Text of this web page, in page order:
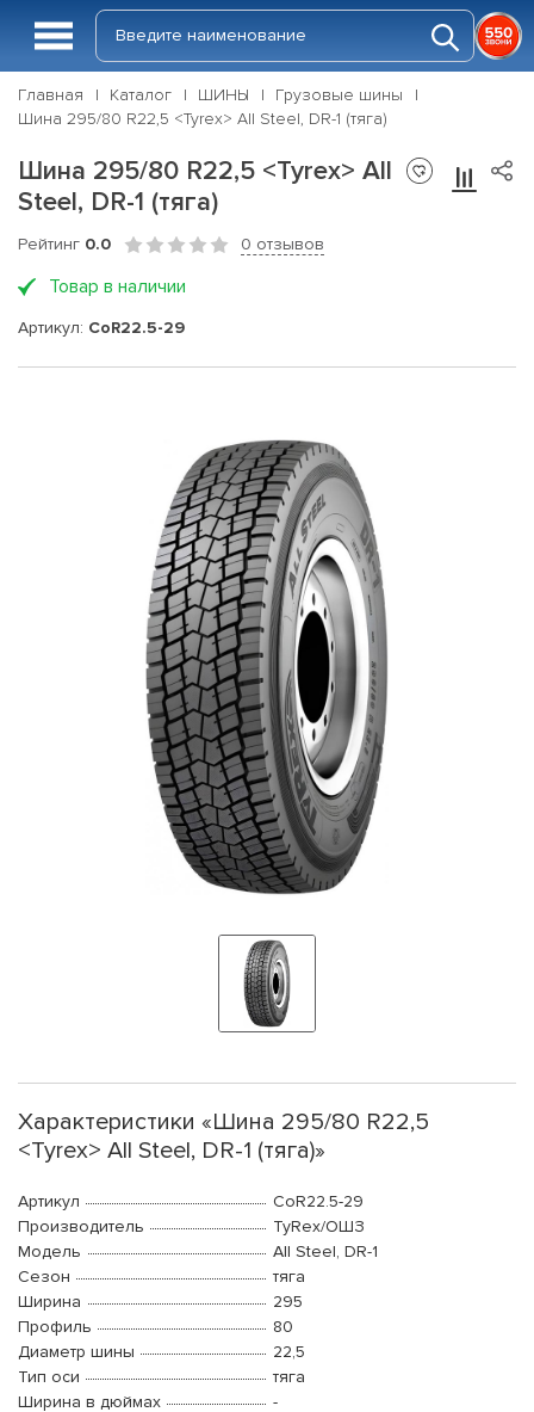
Главная Каталог ШИНЫ
Грузовые шины
Шина 295/80 R22,5 <Tyrex> All Steel, DR-1 (тяга)
Шина 295/80 R22,5 <Tyrex> All
Steel, DR-1 (тяга)
Рейтинг 0.0 0 отзывов
Товар в наличии
Артикул: CoR22.5-29
Характеристики «Шина 295/80 R22,5
<Tyrex> All Steel, DR-1 (тяга)»
Артикул
CoR22.5-29
Производитель
TyRex/ОШЗ
Модель
All Steel, DR-1
Сезон
тяга
Ширина
295
Профиль
80
Диаметр шины
22,5
Тип оси
тяга
Ширина в дюймах
-